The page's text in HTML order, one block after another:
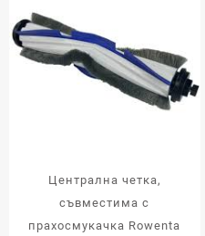
Централна четка,
съвместима с
прахосмукачка Rowenta